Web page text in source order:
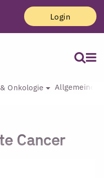
Login
Onkologie Allgemeine
Cancer